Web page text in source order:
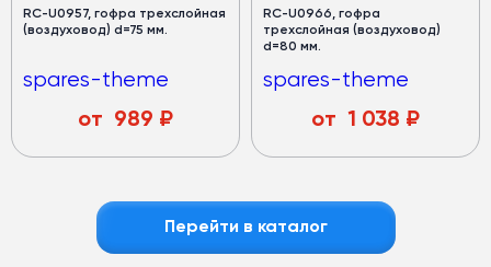
RC-U0957, гофра трехслойная
(воздуховод) d=75 мм.
spares-theme
от 989 ₽
RC-U0966, гофра
трехслойная (воздуховод)
d=80 мм.
spares-theme
от 1 038 ₽
Перейти в каталог